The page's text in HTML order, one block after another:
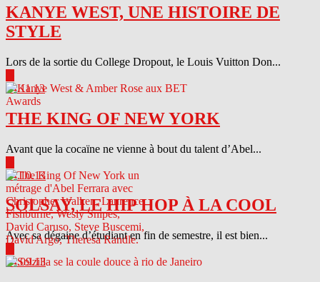
KANYE WEST, UNE HISTOIRE DE
STYLE
Lors de la sortie du College Dropout, le Louis Vuitton Don...
04.11.13
THE KING OF NEW YORK
Avant que la cocaïne ne vienne à bout du talent d’Abel...
04.10.13
SOLSAY, LE HIP HOP À LA COOL
Avec sa dégaine d’étudiant en fin de semestre, il est bien...
04.09.13